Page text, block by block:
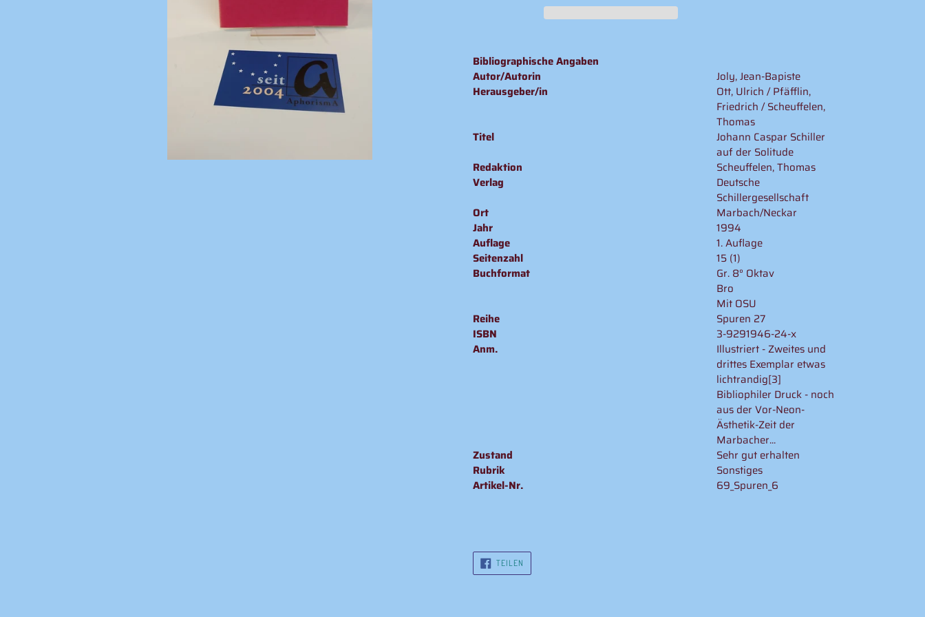
wird
zum
Warenkorb
hinzugefügt
Bibliographische Angaben
Autor/Autorin
Joly, Jean-Bapiste
Herausgeber/in
Ott, Ulrich / Pfäfflin,
Friedrich / Scheuffelen,
Thomas
Titel
Johann Caspar Schiller
auf der Solitude
Redaktion
Scheuffelen, Thomas
Verlag
Deutsche
Schillergesellschaft
Ort
Marbach/Neckar
Jahr
1994
Auflage
1. Auflage
Seitenzahl
15 (1)
Buchformat
Gr. 8° Oktav
Bro
Mit OSU
Reihe
Spuren 27
ISBN
3-9291946-24-x
Anm.
Illustriert - Zweites und
drittes Exemplar etwas
lichtrandig[3]
Bibliophiler Druck - noch
aus der Vor-Neon-
Ästhetik-Zeit der
Marbacher...
Zustand
Sehr gut erhalten
Rubrik
Sonstiges
Artikel-Nr.
69_Spuren_6
TEILEN
TEILEN